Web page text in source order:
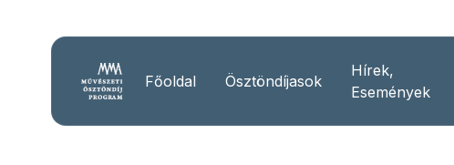
Főoldal Ösztöndíjasok
Hírek,
Események